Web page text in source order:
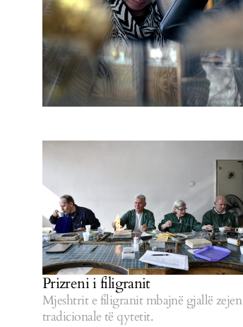
Prizreni i filigranit
Mjeshtrit e filigranit mbajnë gjallë zejen
tradicionale të qytetit.